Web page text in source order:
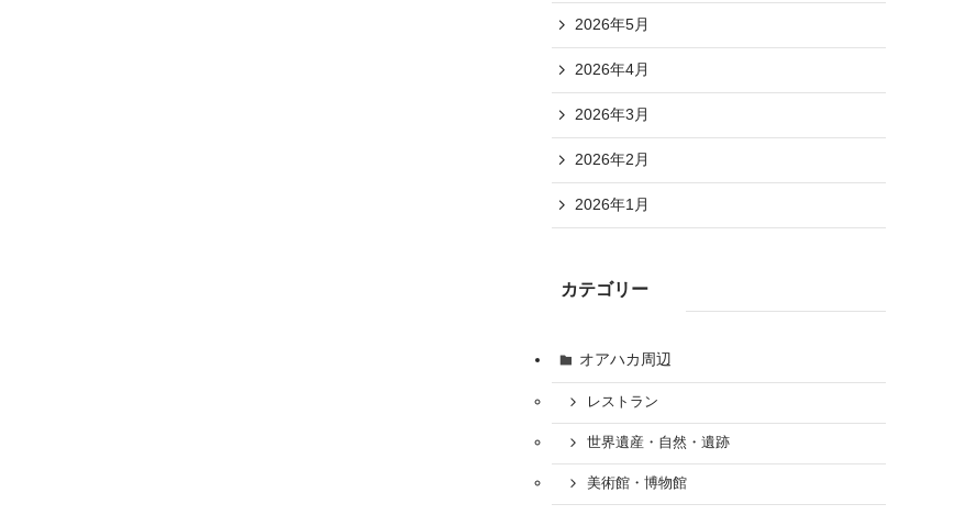
2026年5月
2026年4月
2026年3月
2026年2月
2026年1月
カテゴリー
オアハカ周辺
レストラン
世界遺産・自然・遺跡
美術館・博物館